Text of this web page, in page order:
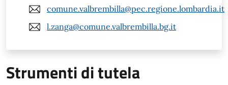
comune.valbrembilla@pec.regione.lombardia.it
l.zanga@comune.valbrembilla.bg.it
Strumenti di tutela